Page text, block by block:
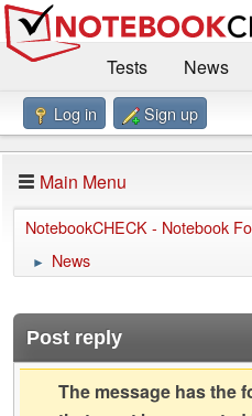
Tests
News
Benchmarks / Technik
Forum
Impressum
Log in Sign up
Main Menu
NotebookCHECK - Notebook
► News
Post reply
The message has the